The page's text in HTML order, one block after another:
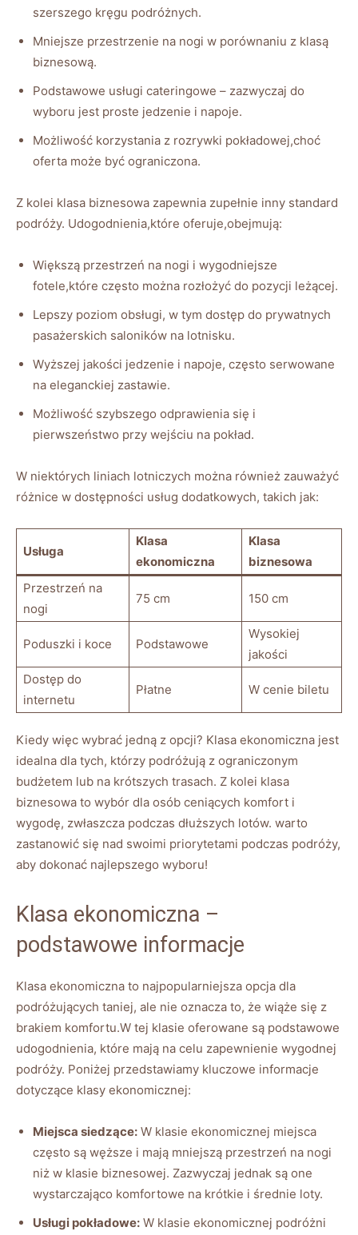
szerszego ⁤kręgu podróżnych.
Mniejsze przestrzenie na ‍nogi w porównaniu z klasą
biznesową.
Podstawowe⁢ usługi cateringowe ‍– zazwyczaj ​do ​
wyboru⁢ jest proste jedzenie i napoje.
Możliwość ​korzystania z rozrywki pokładowej,choć
oferta może być ograniczona.
Z kolei klasa‌ biznesowa zapewnia zupełnie‌ inny standard
podróży. Udogodnienia,które oferuje,obejmują:
Większą przestrzeń na nogi⁤ i⁢ wygodniejsze
fotele,które często można rozłożyć do pozycji⁤ leżącej.
Lepszy⁤ poziom obsługi, w tym dostęp do prywatnych
pasażerskich‍ saloników na lotnisku.
Wyższej jakości⁣ jedzenie i napoje, ‌często serwowane
na eleganckiej zastawie.
Możliwość szybszego odprawienia się i
⁤pierwszeństwo‍ przy wejściu na pokład.
W niektórych liniach lotniczych można również zauważyć
różnice w dostępności usług dodatkowych, takich ⁢jak:
Usługa
Klasa
ekonomiczna
Klasa
biznesowa
Przestrzeń​ na
nogi
75 cm 150 cm
Poduszki i koce Podstawowe
Wysokiej
⁣jakości
Dostęp do
internetu
Płatne W cenie biletu
Kiedy więc ‍wybrać jedną z opcji? Klasa⁣ ekonomiczna jest
idealna dla tych, którzy podróżują z⁤ ograniczonym
budżetem lub na krótszych⁤ trasach. Z kolei klasa
⁢biznesowa to wybór dla osób ⁢ceniących komfort ‌i
⁤wygodę, zwłaszcza podczas⁣ dłuższych lotów. warto
zastanowić się nad swoimi priorytetami⁤ podczas podróży,
aby ‍dokonać najlepszego wyboru!
Klasa ekonomiczna –
podstawowe ⁣informacje
Klasa⁤ ekonomiczna ​to najpopularniejsza opcja dla
podróżujących taniej, ale nie oznacza to,⁤ że wiąże się z
brakiem‍ komfortu.W tej klasie ‍oferowane są‌ podstawowe
udogodnienia, które mają na celu​ zapewnienie wygodnej
podróży.⁢ Poniżej przedstawiamy kluczowe informacje
⁣dotyczące klasy ekonomicznej:
Miejsca⁢ siedzące: W klasie ekonomicznej miejsca
często ‍są węższe i mają mniejszą przestrzeń na nogi
niż⁢ w klasie biznesowej. Zazwyczaj jednak są ​one
wystarczająco komfortowe‌ na krótkie i średnie loty.
Usługi​ pokładowe: W klasie‍ ekonomicznej podróżni